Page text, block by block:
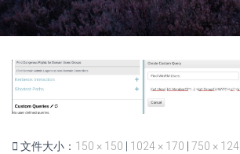
文件大小： 150 × 150 1024 × 170 750 × 124